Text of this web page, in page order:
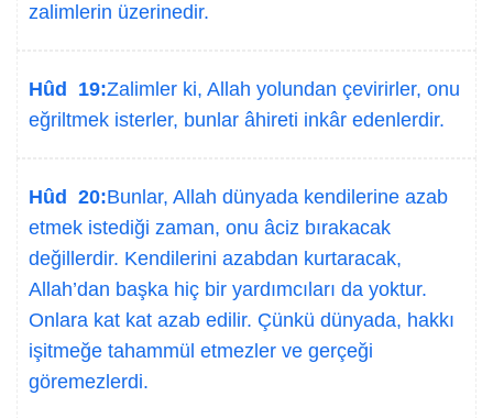
zalimlerin üzerinedir.
Hûd 19:Zalimler ki, Allah yolundan çevirirler, onu
eğriltmek isterler, bunlar âhireti inkâr edenlerdir.
Hûd 20:Bunlar, Allah dünyada kendilerine azab
etmek istediği zaman, onu âciz bırakacak
değillerdir. Kendilerini azabdan kurtaracak,
Allah’dan başka hiç bir yardımcıları da yoktur.
Onlara kat kat azab edilir. Çünkü dünyada, hakkı
işitmeğe tahammül etmezler ve gerçeği
göremezlerdi.